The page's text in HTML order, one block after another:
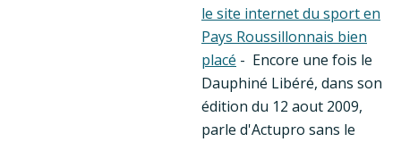
le site internet du sport en
Pays Roussillonnais bien
placé - Encore une fois le
Dauphiné Libéré, dans son
édition du 12 aout 2009,
parle d'Actupro sans le